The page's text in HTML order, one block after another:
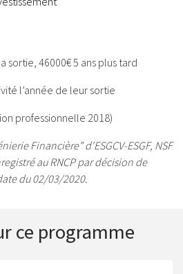
sortie, 46000€ 5 ans plus tard
l’année de leur sortie
professionnelle 2018)
Financière" d'ESGCV-ESGF, NSF
au RNCP par décision de
du 02/03/2020.
ce programme